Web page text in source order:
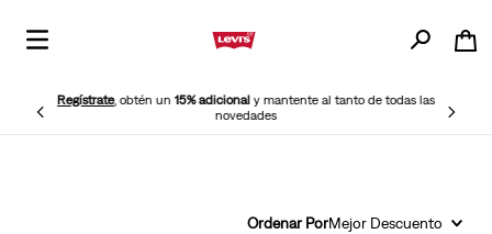
Regístrate, obtén un15% adicionaly mantente al tanto de todas las
novedades
Ordenar PorMejor Descuento